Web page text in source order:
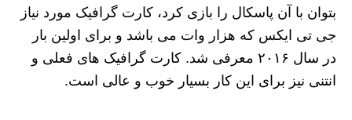
بتوان با آن پاسکال را بازی کرد، کارت گرافیک مورد نیاز
جی تی ایکس که هزار وات می باشد و برای اولین بار
در سال ۲۰۱۶ معرفی شد. کارت گرافیک های فعلی و
انتنی نیز برای این کار بسیار خوب و عالی است.